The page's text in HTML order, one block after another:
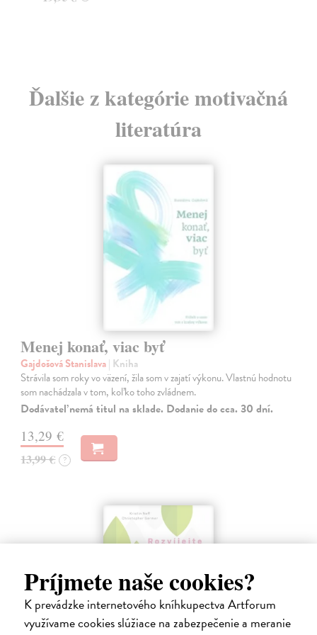
Príjmete naše cookies?
K prevádzke internetového kníhkupectva Artforum
využívame cookies slúžiace na zabezpečenie a meranie
Ďalšie z kategórie motivačná
literatúra
Menej konať, viac byť
Gajdošová Stanislava| Kniha
Strávila som roky vo väzení, žila som v zajatí výkonu. Vlastnú hodnotu
som nachádzala v tom, koľko toho zvládnem.
Dodávateľ nemá titul na sklade. Dodanie do cca. 30 dní.
13,29 €
13,99 € ?